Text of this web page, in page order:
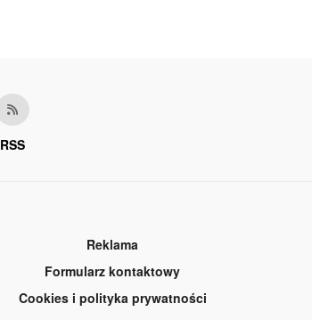
RSS
Reklama
Formularz kontaktowy
Cookies i polityka prywatności